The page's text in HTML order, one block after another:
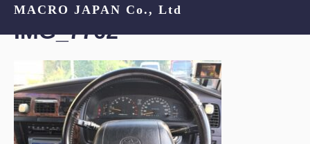
MACRO JAPAN Co., Ltd
IMG_7762